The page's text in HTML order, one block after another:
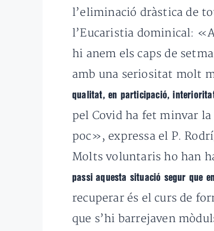
l’eliminació dràstica de
l’Eucaristia dominical:
hi anem els caps de
amb una seriositat molt
qualitat, en participació,
pel Covid ha fet minvar
poc», expressa el P.
Molts voluntaris ho han
passi aquesta situació segur que
recuperar és el curs de
que s’hi barrejaven